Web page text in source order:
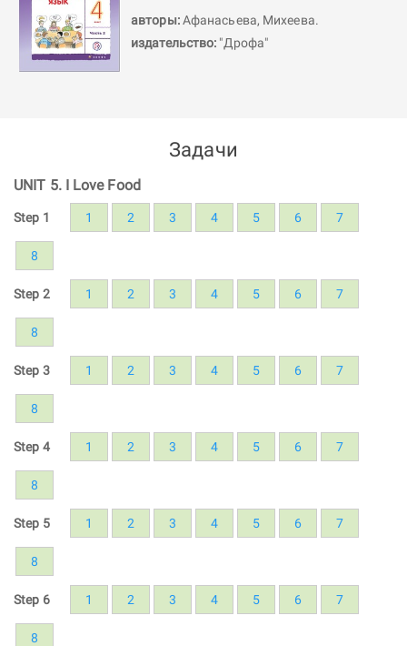
авторы:Афанасьева, Михеева.
издательство: "Дрофа"
Задачи
UNIT 5. I Love Food
Step 1 1 2 3 4 5 6 7
8
Step 2 1 2 3 4 5 6 7
8
Step 3 1 2 3 4 5 6 7
8
Step 4 1 2 3 4 5 6 7
8
Step 5 1 2 3 4 5 6 7
8
Step 6 1 2 3 4 5 6 7
8